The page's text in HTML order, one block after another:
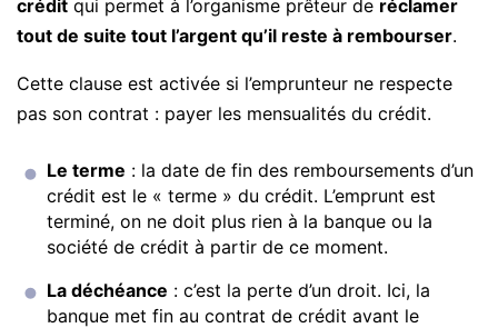
crédit qui permet à l’organisme prêteur de réclamer
tout de suite tout l’argent qu’il reste à rembourser.
Cette clause est activée si l’emprunteur ne respecte
pas son contrat : payer les mensualités du crédit.
Le terme : la date de fin des remboursements d’un
crédit est le « terme » du crédit. L’emprunt est
terminé, on ne doit plus rien à la banque ou la
société de crédit à partir de ce moment.
La déchéance : c’est la perte d’un droit. Ici, la
banque met fin au contrat de crédit avant le